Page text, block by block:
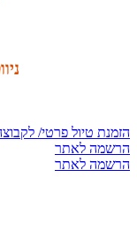
הזמנת טיול פרטי/
הרשמה לאתר
הרשמה לאתר